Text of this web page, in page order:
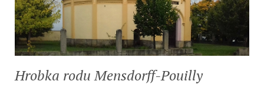
Hrobka rodu Mensdorff-Pouilly